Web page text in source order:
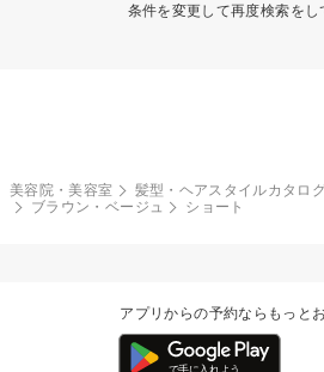
条件を変更して再度検索をし
美容院・美容室 髪型・ヘアスタイルカタロ
ブラウン・ベージュ
ショート
アプリからの予約ならもっと